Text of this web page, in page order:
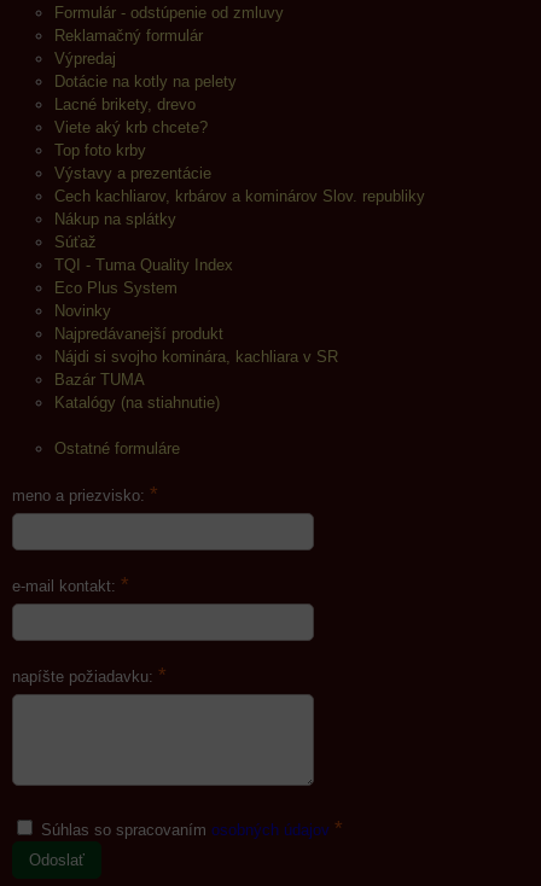
Formulár - odstúpenie od zmluvy
Reklamačný formulár
Výpredaj
Dotácie na kotly na pelety
Lacné brikety, drevo
Viete aký krb chcete?
Top foto krby
Výstavy a prezentácie
Cech kachliarov, krbárov a kominárov Slov. republiky
Nákup na splátky
Súťaž
TQI - Tuma Quality Index
Eco Plus System
Novinky
Najpredávanejší produkt
Nájdi si svojho kominára, kachliara v SR
Bazár TUMA
Katalógy (na stiahnutie)
Ostatné formuláre
meno a priezvisko: *
e-mail kontakt: *
napíšte požiadavku: *
Súhlas so spracovaním osobných údajov *
Odoslať